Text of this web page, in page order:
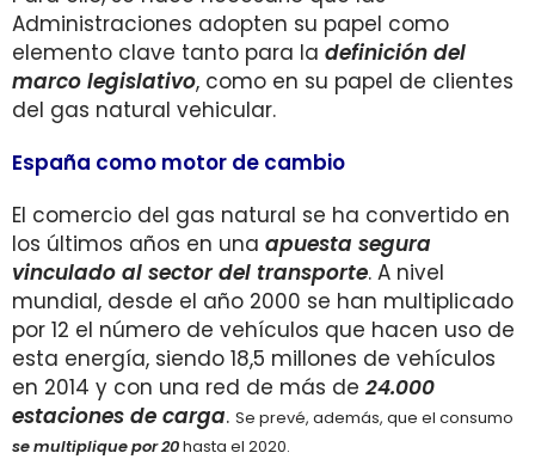
Administraciones adopten su papel como
elemento clave tanto para la definición del
marco legislativo, como en su papel de clientes
del gas natural vehicular.
España como motor de cambio
El comercio del gas natural se ha convertido en
los últimos años en una apuesta segura
vinculado al sector del transporte. A nivel
mundial, desde el año 2000 se han multiplicado
por 12 el número de vehículos que hacen uso de
esta energía, siendo 18,5 millones de vehículos
en 2014 y con una red de más de 24.000
estaciones de carga. Se prevé, además, que el consumo
semultiplique por 20hasta el 2020.